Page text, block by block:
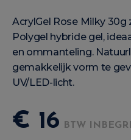
AcrylGel Rose Milky 30g
Polygel hybride gel,
en ommanteling.
gemakkelijk vorm te
UV/LED-licht.
€ 16 BTW